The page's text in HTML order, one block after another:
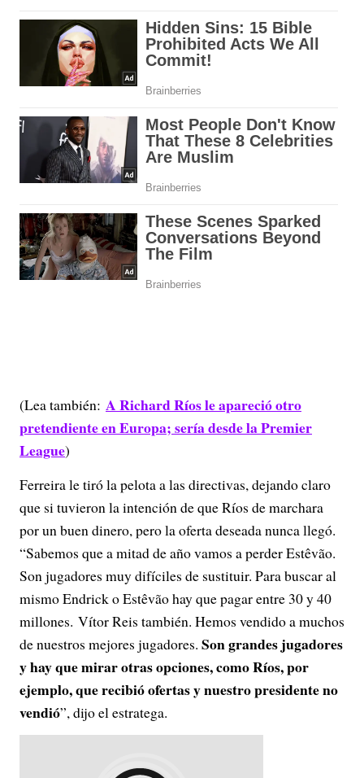
(Lea también: A Richard Ríos le apareció otro
pretendiente en Europa; sería desde la Premier
League)
Ferreira le tiró la pelota a las directivas, dejando claro
que si tuvieron la intención de que Ríos de marchara
por un buen dinero, pero la oferta deseada nunca llegó.
“Sabemos que a mitad de año vamos a perder Estêvão.
Son jugadores muy difíciles de sustituir. Para buscar al
mismo Endrick o Estêvão hay que pagar entre 30 y 40
millones. Vítor Reis también. Hemos vendido a muchos
de nuestros mejores jugadores. Son grandes jugadores
y hay que mirar otras opciones, como Ríos, por
ejemplo, que recibió ofertas y nuestro presidente no
vendió”, dijo el estratega.